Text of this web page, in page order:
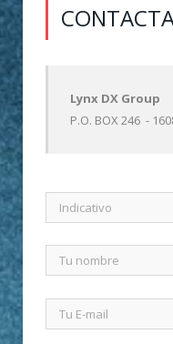
Lynx DX Group
P.O. BOX 246 -